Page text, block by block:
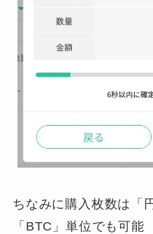
ちなみに購入枚数は「
「BTC」単位でも可能